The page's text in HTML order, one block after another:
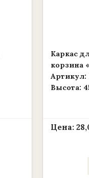
Каркас
корзина
Артикул:
Высота:
Цена: